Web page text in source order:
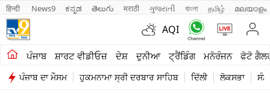
हिन्दी News9 ಕನ್ನಡ తెలుగు मराठी ગુજરાતી বাংলা தமிழ் മലയാളം
AQI
ਪੰਜਾਬ ਸ਼ਾਰਟ ਵੀਡੀਓਜ਼ ਦੇਸ਼ ਦੁਨੀਆ ਟ੍ਰੈਂਡਿੰਗ ਮਨੋਰੰਜਨ ਫੋਟੋ
ਪੰਜਾਬ ਦਾ ਮੌਸਮ ਹੁਕਮਨਾਮਾ ਸ੍ਰੀ ਦਰਬਾਰ ਸਾਹਿਬ ਦਿੱਲੀ ਲੋਕਸਭਾ
ਖੇਤੀਬਾੜੀ
ਸ਼ਾਰਟ ਵੀਡੀਓਜ਼